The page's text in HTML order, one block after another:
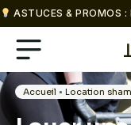
ASTUCES & PROMOS :
Accueil • Location